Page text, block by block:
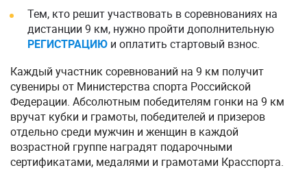
Тем, кто решит участвовать в соревнованиях на
дистанции 9 км, нужно пройти дополнительную
РЕГИСТРАЦИЮ и оплатить стартовый взнос.
Каждый участник соревнований на 9 км получит
сувениры от Министерства спорта Российской
Федерации. Абсолютным победителям гонки на 9 км
вручат кубки и грамоты, победителей и призеров
отдельно среди мужчин и женщин в каждой
возрастной группе наградят подарочными
сертификатами, медалями и грамотами Красспорта.